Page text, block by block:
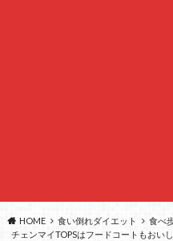
HOME 食い倒れダイエット 食べ
チェンマイTOPSはフードコートもおい